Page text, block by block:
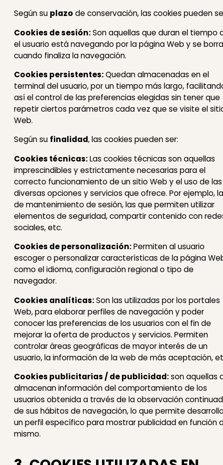
Según su plazo de conservación, las cookies pueden
Cookies de sesión:Son aquellas que duran el tiempo
el usuario está navegando por la página Web y se
cuando finaliza la navegación.
Cookies persistentes:Quedan almacenadas en el
terminal del usuario, por un tiempo más largo,
así el control de las preferencias elegidas sin tener que
repetir ciertos parámetros cada vez que se visite el
Web.
Según su finalidad, las cookies pueden ser:
Cookies técnicas:Las cookies técnicas son aquellas
imprescindibles y estrictamente necesarias para el
correcto funcionamiento de un sitio Web y el uso de las
diversas opciones y servicios que ofrece. Por ejemplo,
de mantenimiento de sesión, las que permiten utilizar
elementos de seguridad, compartir contenido con
sociales, etc.
Cookies de personalización:Permiten al usuario
escoger o personalizar características de la página
como el idioma, configuración regional o tipo de
navegador.
Cookies analíticas:Son las utilizadas por los portales
Web, para elaborar perfiles de navegación y poder
conocer las preferencias de los usuarios con el fin de
mejorar la oferta de productos y servicios. Permiten
controlar áreas geográficas de mayor interés de un
usuario, la información de la web de más aceptación,
Cookies publicitarias / de publicidad:son aquellas
almacenan información del comportamiento de los
usuarios obtenida a través de la observación
de sus hábitos de navegación, lo que permite
un perfil específico para mostrar publicidad en función
mismo.